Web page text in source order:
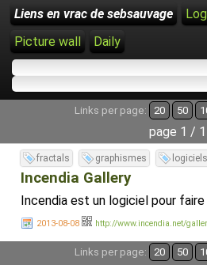
Liens en vrac de sebsauvage
Picture wall
Daily
Links per page: 20 50
page 1 / 1
fractals graphismes logiciels
Incendia Gallery
Incendia est un logiciel pour
2013-08-08 http://www.incendia.net/
Links per page: 20 50